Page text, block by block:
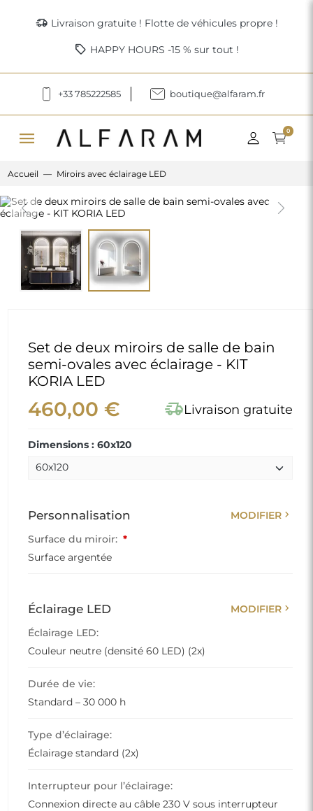
delivery_truck_speed Livraison gratuite ! Flotte de véhicules propre !
sell HAPPY HOURS -15 % sur tout !
+33 785222585 boutique@alfaram.fr
menu 0
Accueil Miroirs avec éclairage LED
Previous Next
Set de deux miroirs de salle de bain
semi-ovales avec éclairage - KIT
KORIA LED
460,00 € delivery_truck_speedLivraison gratuite
Dimensions : 60x120
Personnalisation MODIFIER chevron_right
Surface du miroir: *
Surface argentée
Éclairage LED MODIFIER chevron_right
Éclairage LED:
Couleur neutre (densité 60 LED) (2x)
Durée de vie:
Standard – 30 000 h
Type d’éclairage:
Éclairage standard (2x)
Interrupteur pour l’éclairage:
Connexion directe au câble 230 V sous interrupteur